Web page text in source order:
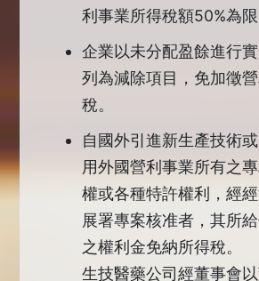
利事業所得稅額50%為限
企業以未分配盈餘進行
列為減除項目，免加徵
稅。
自國外引進新生產技術
用外國營利事業所有之
權或各種特許權利，經
展署專案核准者，其所
之權利金免納所得稅。
生技醫藥公司經董事會